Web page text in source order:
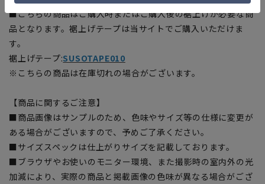
■こちらの商品はご購入時またはご購入後の裾上げが必要な商
品となります。裾上げテープは当サイトでご購入いただけま
す。
裾上げテープ:SUSOTAPE010
※こちらの商品は在庫切れの場合がございます。
【商品に関するご注意】
■商品画像はサンプルのため、色味やサイズ等の仕様に変更が
ある場合がございますので、予めご了承ください。
■サイズスペックは仕上がりサイズを記載しております。
■ブラウザやお使いのモニター環境、また撮影時の室内外の光
加減により、実際の商品と掲載画像の色味が異なる場合がござ